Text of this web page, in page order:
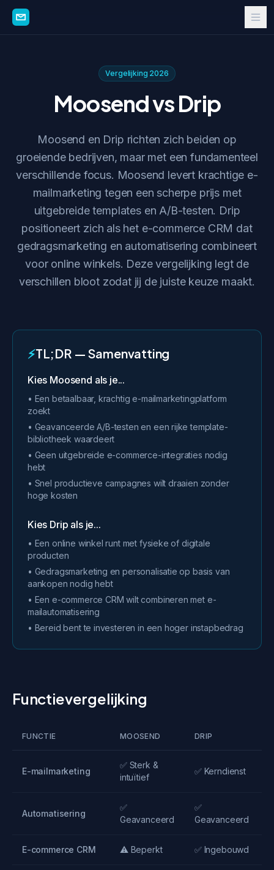
Vergelijking 2026
Moosend vs Drip
Moosend en Drip richten zich beiden op
groeiende bedrijven, maar met een fundamenteel
verschillende focus. Moosend levert krachtige e-
mailmarketing tegen een scherpe prijs met
uitgebreide templates en A/B-testen. Drip
positioneert zich als het e-commerce CRM dat
gedragsmarketing en automatisering combineert
voor online winkels. Deze vergelijking legt de
verschillen bloot zodat jij de juiste keuze maakt.
⚡TL;DR — Samenvatting
Kies Moosend als je...
• Een betaalbaar, krachtig e-mailmarketingplatform
zoekt
• Geavanceerde A/B-testen en een rijke template-
bibliotheek waardeert
• Geen uitgebreide e-commerce-integraties nodig
hebt
• Snel productieve campagnes wilt draaien zonder
hoge kosten
Kies Drip als je...
• Een online winkel runt met fysieke of digitale
producten
• Gedragsmarketing en personalisatie op basis van
aankopen nodig hebt
• Een e-commerce CRM wilt combineren met e-
mailautomatisering
• Bereid bent te investeren in een hoger instapbedrag
Functievergelijking
FUNCTIE MOOSEND DRIP
E-mailmarketing
✅ Sterk &
intuïtief
✅ Kerndienst
Automatisering
✅
Geavanceerd
✅
Geavanceerd
E-commerce CRM ⚠️ Beperkt ✅ Ingebouwd